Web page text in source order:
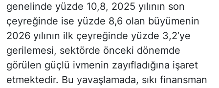
genelinde yüzde 10,8, 2025 yılının son
çeyreğinde ise yüzde 8,6 olan büyümenin
2026 yılının ilk çeyreğinde yüzde 3,2’ye
gerilemesi, sektörde önceki dönemde
görülen güçlü ivmenin zayıfladığına işaret
etmektedir. Bu yavaşlamada, sıkı finansman